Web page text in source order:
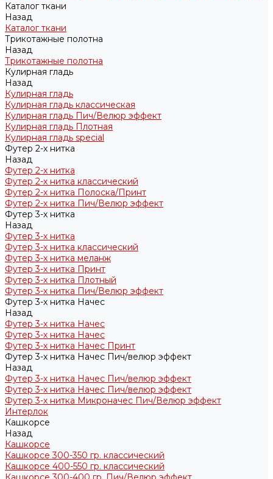
Каталог ткани
Назад
Каталог ткани
Трикотажные полотна
Назад
Трикотажные полотна
Кулирная гладь
Назад
Кулирная гладь
Кулирная гладь классическая
Кулирная гладь Пич/Велюр эффект
Кулирная гладь Плотная
Кулирная гладь special
Футер 2-х нитка
Назад
Футер 2-х нитка
Футер 2-х нитка классический
Футер 2-х нитка Полоска/Принт
Футер 2-х нитка Пич/Велюр эффект
Футер 3-х нитка
Назад
Футер 3-х нитка
Футер 3-х нитка классический
Футер 3-х нитка меланж
Футер 3-х нитка Принт
Футер 3-х нитка Плотный
Футер 3-х нитка Пич/Велюр эффект
Футер 3-х нитка Начес
Назад
Футер 3-х нитка Начес
Футер 3-х нитка Начес
Футер 3-х нитка Начес Принт
Футер 3-х нитка Начес Пич/велюр эффект
Назад
Футер 3-х нитка Начес Пич/велюр эффект
Футер 3-х нитка Начес Пич/велюр эффект
Футер 3-х нитка Микроначес Пич/Велюр эффект
Интерлок
Кашкорсе
Назад
Кашкорсе
Кашкорсе 300-350 гр. классический
Кашкорсе 400-550 гр. классический